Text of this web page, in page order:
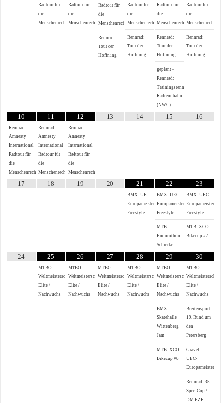
Radtour für
die
Menschenrechte
Radtour für
die
Menschenrechte
Radtour für
die
Menschenrechte
Rennrad:
Tour der
Hoffnung
Radtour für
die
Menschenrechte
Rennrad:
Tour der
Hoffnung
Radtour für
die
Menschenrechte
Rennrad:
Tour der
Hoffnung
geplant -
Rennrad:
Trainingsrennen
Radrennbahn
(NWC)
Radtour für
die
Menschenrechte
Rennrad:
Tour der
Hoffnung
10
Rennrad:
Amnesty
International
Radtour für
die
Menschenrechte
11
Rennrad:
Amnesty
International
Radtour für
die
Menschenrechte
12
Rennrad:
Amnesty
International
Radtour für
die
Menschenrechte
13 14 15 16
17 18 19 20 21
BMX: UEC-
Europameisterschaft
Freestyle
22
BMX: UEC-
Europameisterschaft
Freestyle
MTB:
Endurothon
Schierke
23
BMX: UEC-
Freestyle
MTB: XCO-
Bikecup #7
24 25
MTBO:
Weltmeisterschaften
Elite /
Nachwuchs
26
MTBO:
Weltmeisterschaften
Elite /
Nachwuchs
27
MTBO:
Weltmeisterschaften
Elite /
Nachwuchs
28
MTBO:
Weltmeisterschaften
Elite /
Nachwuchs
29
MTBO:
Weltmeisterschaften
Elite /
Nachwuchs
BMX:
Skatehalle
Wittenberg
Jam
MTB: XCO-
Bikecup #8
30
MTBO:
Elite /
Nachwuchs
Breitensport:
19. Rund um
den
Petersberg
Gravel:
UEC-
Rennrad: 35.
Spee-Cup /
DM EZF